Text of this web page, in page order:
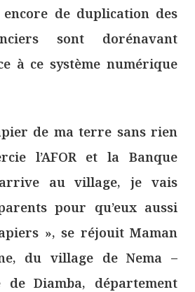
de duplication des
sont dorénavant
à ce système numérique
de ma terre sans rien
l’AFOR et la Banque
au village, je vais
pour qu’eux aussi
», se réjouit Maman
du village de Nema –
de Diamba, département